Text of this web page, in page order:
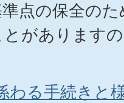
点の保全の
があります
わる手続きと